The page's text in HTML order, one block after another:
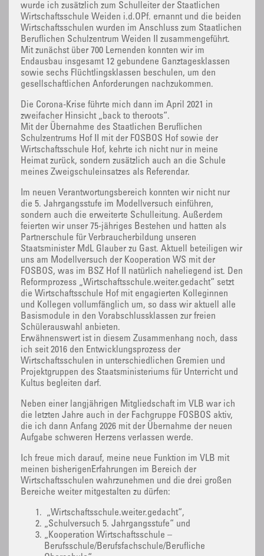
wurde ich zusätzlich zum Schulleiter der Staatlichen
Wirtschaftsschule Weiden i.d.OPf. ernannt und die beiden
Wirtschaftsschulen wurden im Anschluss zum Staatlichen
Beruflichen Schulzentrum Weiden II zusammengeführt.
Mit zunächst über 700 Lernenden konnten wir im
Endausbau insgesamt 12 gebundene Ganztagesklassen
sowie sechs Flüchtlingsklassen beschulen, um den
gesellschaftlichen Anforderungen nachzukommen.
Die Corona-Krise führte mich dann im April 2021 in
zweifacher Hinsicht „back to theroots“.
Mit der Übernahme des Staatlichen Beruflichen
Schulzentrums Hof II mit der FOSBOS Hof sowie der
Wirtschaftsschule Hof, kehrte ich nicht nur in meine
Heimat zurück, sondern zusätzlich auch an die Schule
meines Zweigschuleinsatzes als Referendar.
Im neuen Verantwortungsbereich konnten wir nicht nur
die 5. Jahrgangsstufe im Modellversuch einführen,
sondern auch die erweiterte Schulleitung. Außerdem
feierten wir unser 75-jähriges Bestehen und hatten als
Partnerschule für Verbraucherbildung unseren
Staatsminister MdL Glauber zu Gast. Aktuell beteiligen wir
uns am Modellversuch der Kooperation WS mit der
FOSBOS, was im BSZ Hof II natürlich naheliegend ist. Den
Reformprozess „Wirtschaftsschule.weiter.gedacht“ setzt
die Wirtschaftsschule Hof mit engagierten Kolleginnen
und Kollegen vollumfänglich um, so dass wir aktuell alle
Basismodule in den Vorabschlussklassen zur freien
Schülerauswahl anbieten.
Erwähnenswert ist in diesem Zusammenhang noch, dass
ich seit 2016 den Entwicklungsprozess der
Wirtschaftsschulen in unterschiedlichen Gremien und
Projektgruppen des Staatsministeriums für Unterricht und
Kultus begleiten darf.
Neben einer langjährigen Mitgliedschaft im VLB war ich
die letzten Jahre auch in der Fachgruppe FOSBOS aktiv,
die ich dann Anfang 2026 mit der Übernahme der neuen
Aufgabe schweren Herzens verlassen werde.
Ich freue mich darauf, meine neue Funktion im VLB mit
meinen bisherigenErfahrungen im Bereich der
Wirtschaftsschulen wahrzunehmen und die drei großen
Bereiche weiter mitgestalten zu dürfen:
„Wirtschaftsschule.weiter.gedacht“,
„Schulversuch 5. Jahrgangsstufe“ und
„Kooperation Wirtschaftsschule –
Berufsschule/Berufsfachschule/Berufliche